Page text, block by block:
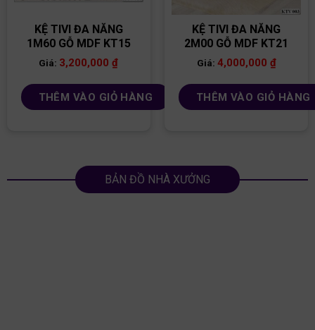
KỆ TIVI ĐA NĂNG
1M60 GỖ MDF KT15
Giá: 3,200,000₫
THÊM VÀO GIỎ HÀNG
KỆ TIVI ĐA NĂNG
2M00 GỖ MDF KT21
Giá: 4,000,000 ₫
THÊM VÀO GIỎ HÀNG
BẢN ĐỒ NHÀ XƯỞNG